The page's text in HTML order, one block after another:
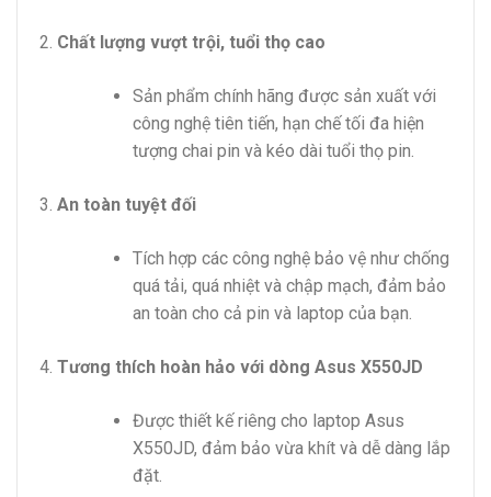
Chất lượng vượt trội, tuổi thọ cao
Sản phẩm chính hãng được sản xuất với
công nghệ tiên tiến, hạn chế tối đa hiện
tượng chai pin và kéo dài tuổi thọ pin.
An toàn tuyệt đối
Tích hợp các công nghệ bảo vệ như chống
quá tải, quá nhiệt và chập mạch, đảm bảo
an toàn cho cả pin và laptop của bạn.
Tương thích hoàn hảo với dòng Asus X550JD
Được thiết kế riêng cho laptop Asus
X550JD, đảm bảo vừa khít và dễ dàng lắp
đặt.